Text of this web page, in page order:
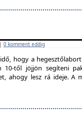
| 0 komment eddig
hogy a
től jöjjön segíteni
ahogy lesz rá ideje. A